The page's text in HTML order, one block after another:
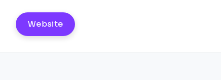
Website